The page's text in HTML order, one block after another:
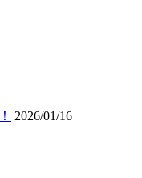
2026/01/16